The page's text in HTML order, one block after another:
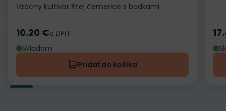
Vzácny kultivar žltej čemerice s bodkami.
Cena
10.20 €s DPH
Skladom
Pridať do košíka